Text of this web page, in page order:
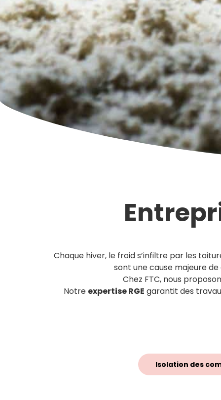
Chaque hiver, le froid s’infiltre par les
sont une cause majeure
Chez FTC, nous
Notre expertise RGE garantit des
Isolation des